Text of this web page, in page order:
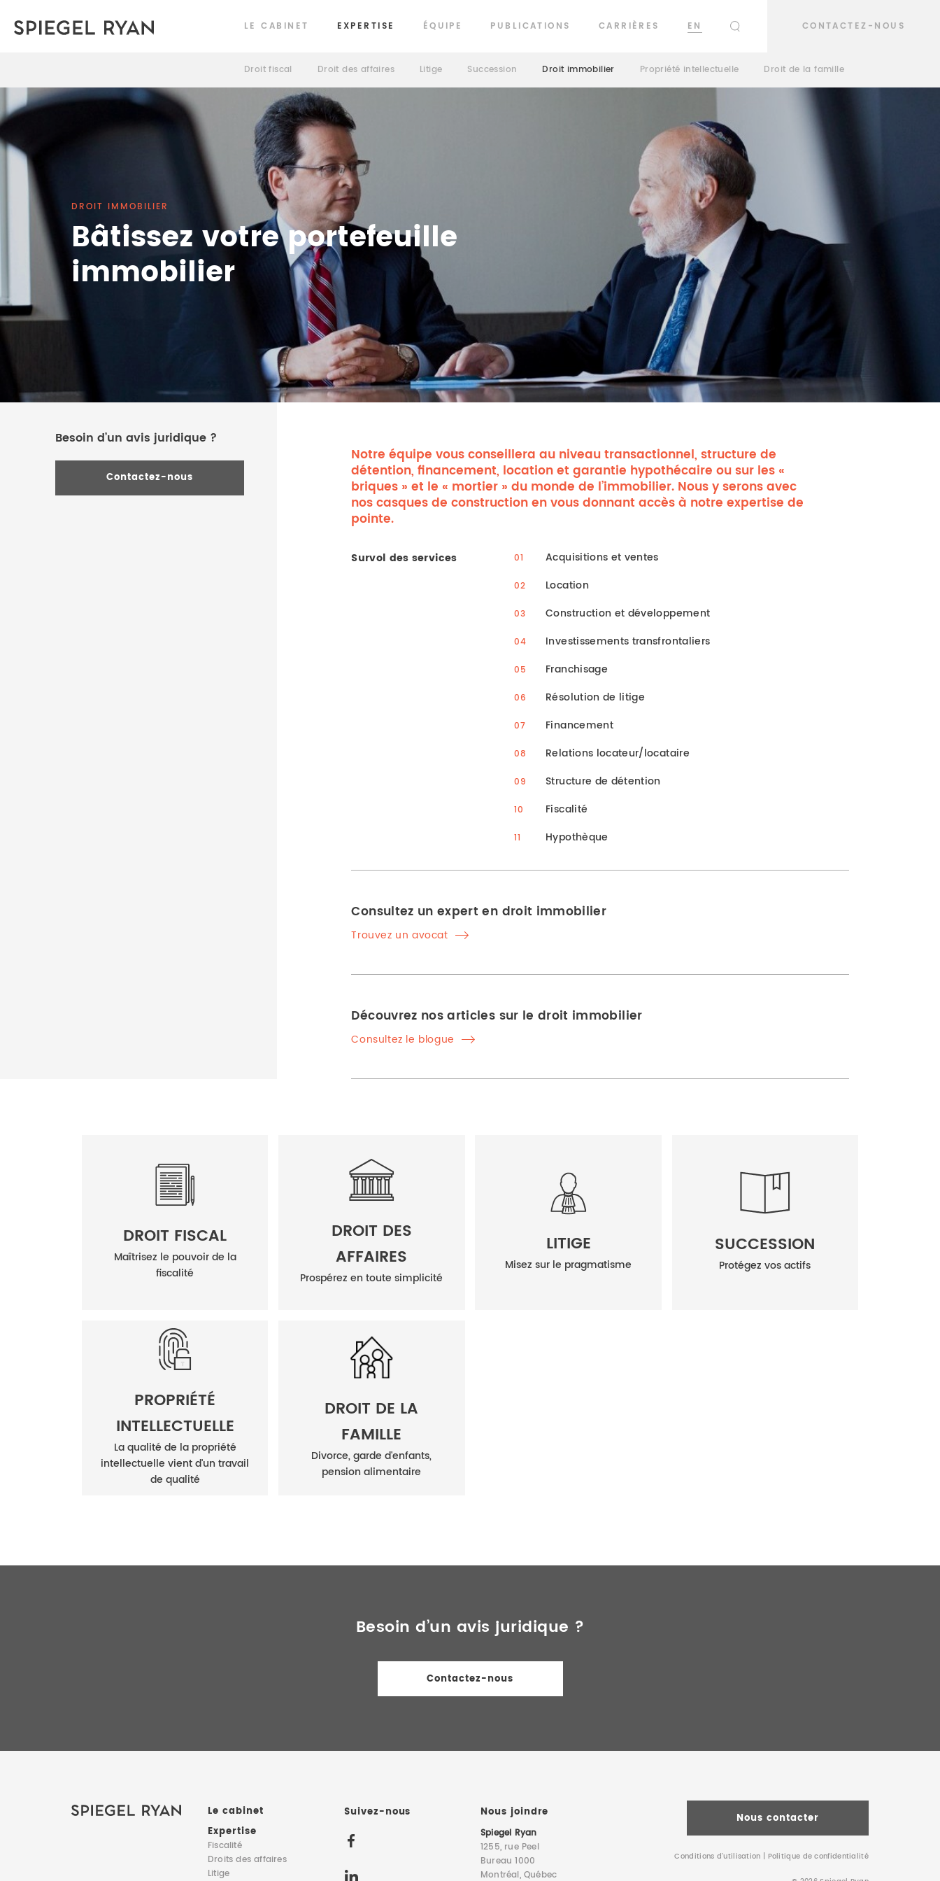
LE CABINET EXPERTISE ÉQUIPE PUBLICATIONS CARRIÈRES
EN
CONTACTEZ-NOUS
Droit fiscal Droit des affaires Litige Succession Droit immobilier Propriété intellectuelle Droit de la famille
DROIT IMMOBILIER
Bâtissez votre portefeuille
immobilier
Besoin d’un avis juridique ?
Contactez-nous
Notre équipe vous conseillera au niveau transactionnel, structure de
détention, financement, location et garantie hypothécaire ou sur les «
briques » et le « mortier » du monde de l’immobilier. Nous y serons avec
nos casques de construction en vous donnant accès à notre expertise de
pointe.
Survol des services
Acquisitions et ventes
Location
Construction et développement
Investissements transfrontaliers
Franchisage
Résolution de litige
Financement
Relations locateur/locataire
Structure de détention
Fiscalité
Hypothèque
Consultez un expert en droit immobilier
Trouvez un avocat
Découvrez nos articles sur le droit immobilier
Consultez le blogue
DROIT FISCAL
Maîtrisez le pouvoir de la
fiscalité
DROIT DES
AFFAIRES
Prospérez en toute simplicité
LITIGE
Misez sur le pragmatisme
SUCCESSION
Protégez vos actifs
PROPRIÉTÉ
INTELLECTUELLE
La qualité de la propriété
intellectuelle vient d'un travail
de qualité
DROIT DE LA
FAMILLE
Divorce, garde d'enfants,
pension alimentaire
Besoin d’un avis juridique ?
Contactez-nous
Le cabinet
Expertise
Fiscalité
Droits des affaires
Litige
Suivez-nous Nous joindre
Spiegel Ryan
1255, rue Peel
Bureau 1000
Montréal, Québec
Nous contacter
Conditions d’utilisation | Politique de confidentialité